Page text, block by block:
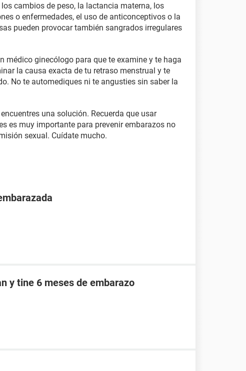
cambios de peso, la lactancia materna, los
o enfermedades, el uso de anticonceptivos o la
pueden provocar también sangrados irregulares
médico ginecólogo para que te examine y te haga
la causa exacta de tu retraso menstrual y te
No te automediques ni te angusties sin saber la
una solución. Recuerda que usar
es muy importante para prevenir embarazos no
sexual. Cuídate mucho.
y tine 6 meses de embarazo